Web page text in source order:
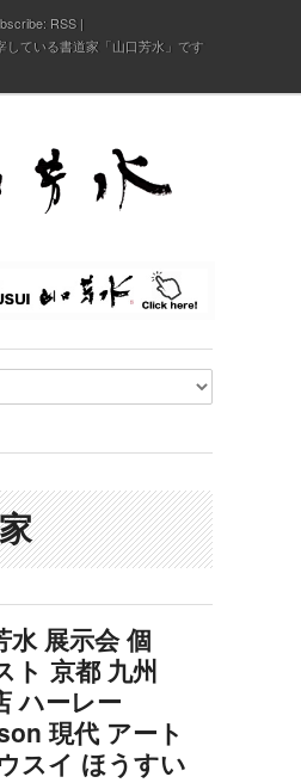
RSS
している書道家「山口芳水」です
水 展示会 個
ト 京都 九州
ハーレー
現代 アート
スイ ほうすい